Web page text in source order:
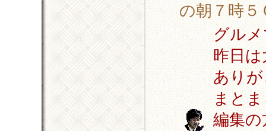
の朝７時
グル
昨日
あり
まと
編集